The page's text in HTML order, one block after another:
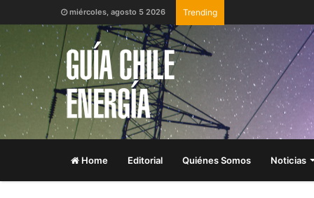
miércoles, agosto 5 2026 Trending
Home Editorial Quiénes Somos Noticias